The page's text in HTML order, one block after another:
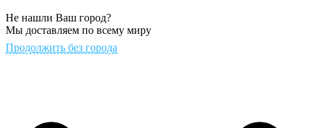
Не нашли Ваш город?
Мы доставляем по всему миру
Продолжить без города